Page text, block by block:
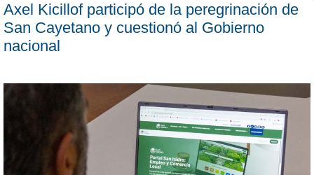
Axel Kicillof participó de la peregrinación de
San Cayetano y cuestionó al Gobierno
nacional